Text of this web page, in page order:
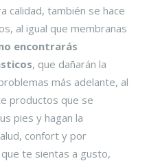
calidad, también se hace
al igual que membranas
encontrarás
, que dañarán la
más adelante, al
productos que se
pies y hagan la
confort y por
te sientas a gusto,